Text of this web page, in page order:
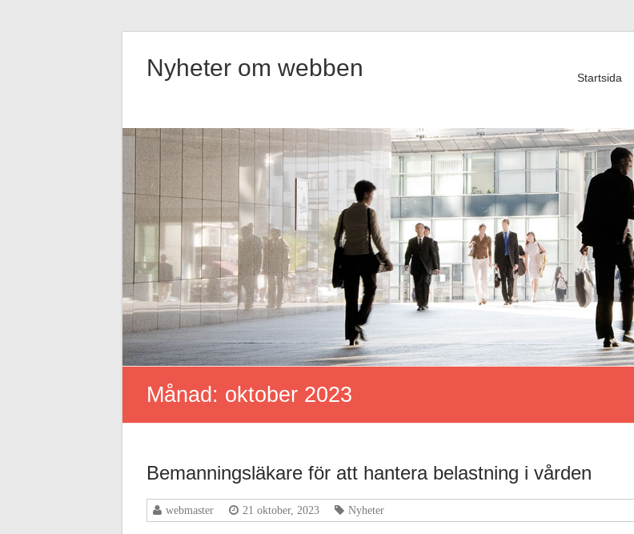
innehållNyheter om webben Startsida
Månad: oktober 2023
Bemanningsläkare för att hantera belastning i vården
webmaster 21 oktober, 2023 Nyheter